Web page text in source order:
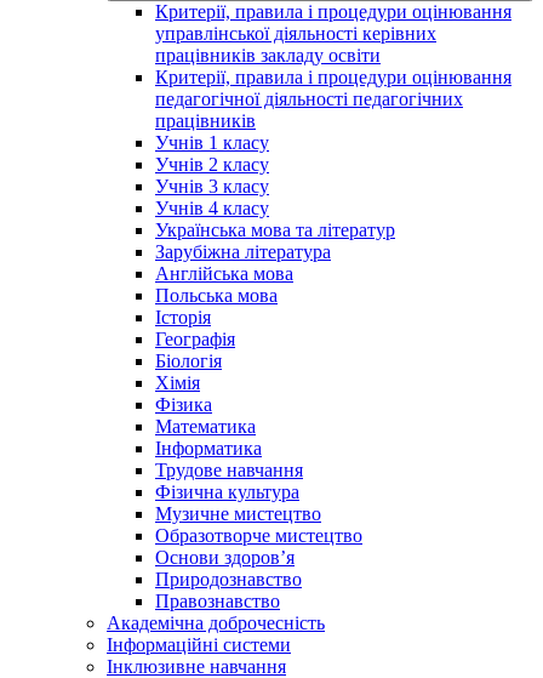
Критерії, правила і процедури оцінювання
управлінської діяльності керівних
працівників закладу освіти
Критерії, правила і процедури оцінювання
педагогічної діяльності педагогічних
працівників
Учнів 1 класу
Учнів 2 класу
Учнів 3 класу
Учнів 4 класу
Українська мова та літератур
Зарубіжна література
Англійська мова
Польська мова
Історія
Географія
Біологія
Хімія
Фізика
Математика
Інформатика
Трудове навчання
Фізична культура
Музичне мистецтво
Образотворче мистецтво
Основи здоров’я
Природознавство
Правознавство
Академічна доброчесність
Інформаційні системи
Інклюзивне навчання